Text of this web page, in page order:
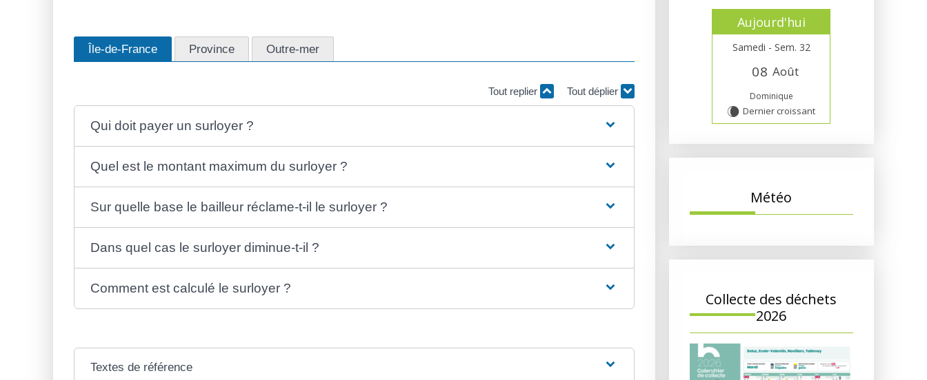
Île-de-France Province Outre-mer
Tout replier Tout déplier
Qui doit payer un surloyer ?
Quel est le montant maximum du surloyer ?
Sur quelle base le bailleur réclame-t-il le surloyer ?
Dans quel cas le surloyer diminue-t-il ?
Comment est calculé le surloyer ?
Textes de référence
Aujourd'hui
Samedi - Sem. 32
08 Août
Dominique
W Dernier croissant
Météo
Collecte des déchets
2026